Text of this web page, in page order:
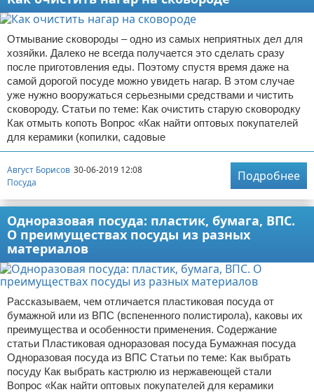
Отмывание сковороды – одно из самых неприятных дел для
хозяйки. Далеко не всегда получается это сделать сразу
после приготовления еды. Поэтому спустя время даже на
самой дорогой посуде можно увидеть нагар. В этом случае
уже нужно вооружаться серьезными средствами и чистить
сковороду. Статьи по теме: Как очистить старую сковородку
Как отмыть копоть Вопрос «Как найти оптовых покупателей
для керамики (копилки, садовые
Август Борисов 30-06-2019 12:08
Посуда
Подробнее
Одноразовая посуда: пластик, бумага, ВПС.
О преимуществах посуды из разных
материалов
Рассказываем, чем отличается пластиковая посуда от
бумажной или из ВПС (вспененного полистирола), каковы их
преимущества и особенности применения. Содержание
статьи Пластиковая одноразовая посуда Бумажная посуда
Одноразовая посуда из ВПС Статьи по теме: Как выбрать
посуду Как выбрать кастрюлю из нержавеющей стали
Вопрос «Как найти оптовых покупателей для керамики